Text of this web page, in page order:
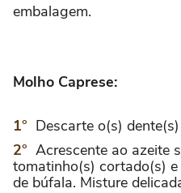
embalagem.
Molho Caprese:
Descarte o(s)
Acrescente ao azeite
tomatinho(s) cortado(s)
de búfala. Misture